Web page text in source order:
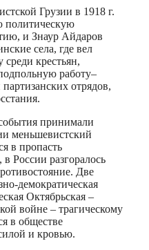
Грузии в 1918 г.
политическую
и Знаур Айдаров
села, где вел
крестьян,
работу–
отрядов,
принимали
меньшевистский
в пропасть
России разгоралось
Две
демократическая
Октябрьская –
войне – трагическому
в обществе
и кровью.